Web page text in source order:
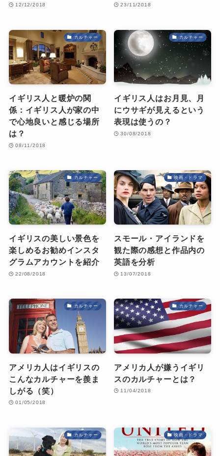
12/12/2018 23/11/2018
カルチャー
イギリス人と暖炉の関
係：イギリス人が家の中
で心地良いと感じる場所
は？
08/11/2018
カルチャー
イギリス人はお月見、月
にウサギが見えるという
表現は使うの？
30/08/2018
カルチャー
イギリスの美しい景色を
楽しめるお勧めインスタ
グラムアカウントを紹介
22/08/2018
映画・ドラマ
スモール・アイランドを
観た際の感想と作品内の
英語を分析
13/07/2018
カルチャー
アメリカ人はイギリスの
こんなカルチャーを羨ま
しがる（笑）
01/05/2018
カルチャー
アメリカ人が嫌うイギリ
スのカルチャーとは？
11/04/2018
カルチャー 映画・ドラマ